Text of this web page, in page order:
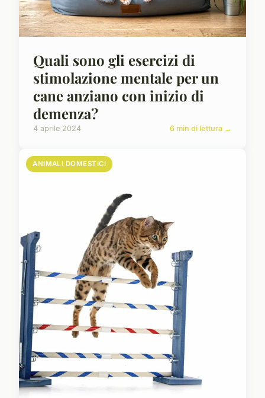
Quali sono gli esercizi di
stimolazione mentale per un
cane anziano con inizio di
demenza?
4 aprile 2024 6 min di lettura →
ANIMALI DOMESTICI